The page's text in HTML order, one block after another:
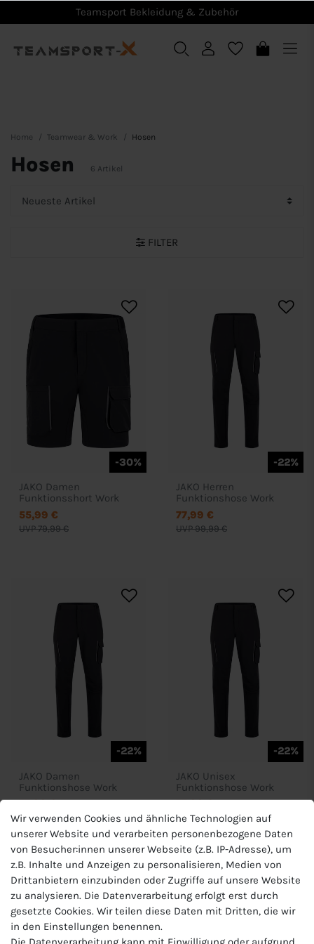
Teamsport Bekleidung & Zubehör
Home Teamwear & Work Hosen
Hosen 6 Artikel
FILTER
-30%
JAKO Damen
Funktionsshort Work
UVP 79,99 €
55,99 €
-22%
JAKO Herren
Funktionshose Work
UVP 99,99 €
77,99 €
-22%
JAKO Damen
Funktionshose Work
UVP 99,99 €
77,99 €
-22%
JAKO Unisex
Funktionshose Work
UVP 99,99 €
77,99 €
Wir verwenden Cookies und ähnliche Technologien auf
unserer Website und verarbeiten personenbezogene Daten
von Besucher:innen unserer Webseite (z.B. IP-Adresse), um
z.B. Inhalte und Anzeigen zu personalisieren, Medien von
Drittanbietern einzubinden oder Zugriffe auf unsere Website
zu analysieren. Die Datenverarbeitung erfolgt erst durch
gesetzte Cookies. Wir teilen diese Daten mit Dritten, die wir
in den Einstellungen benennen.